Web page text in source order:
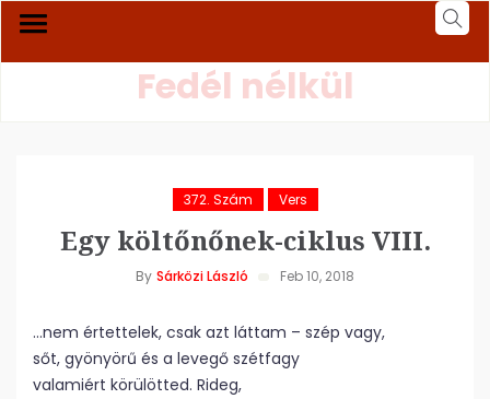
Fedél nélkül
372. Szám Vers
Egy költőnőnek-ciklus VIII.
By Sárközi László Feb 10, 2018
…nem értettelek, csak azt láttam – szép vagy,
sőt, gyönyörű és a levegő szétfagy
valamiért körülötted. Rideg,